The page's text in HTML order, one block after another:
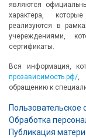
являются
характера,
реализуются в
учереждениями,
сертификаты.
Вся информация,
прозависимость.рф/,
обращению к
Пользовательское
Обработка
Публикация